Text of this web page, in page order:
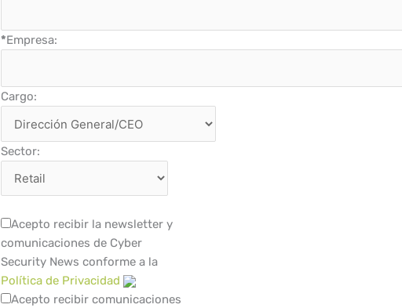
*Empresa:
Cargo:
Sector:
Acepto recibir la newsletter y
comunicaciones de Cyber
Security News conforme a la
Política de Privacidad
Acepto recibir comunicaciones